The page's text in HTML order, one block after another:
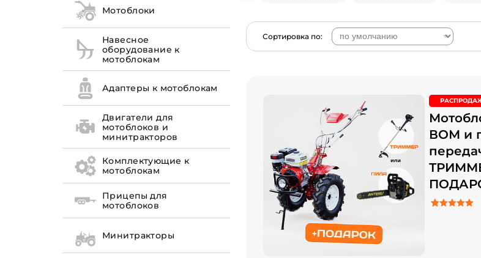
Мотоблоки
Навесное
оборудование к
мотоблокам
Адаптеры к мотоблокам
Двигатели для
мотоблоков и
минитракторов
Комплектующие к
мотоблокам
Прицепы для
мотоблоков
Минитракторы
Сортировка по:
ВОМ и